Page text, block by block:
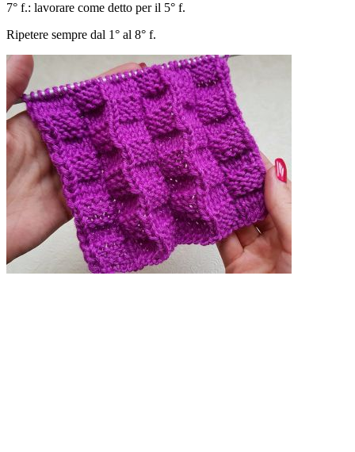
7° f.: lavorare come detto per il 5° f.
Ripetere sempre dal 1° al 8° f.